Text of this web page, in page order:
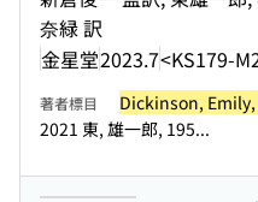
奈緑 訳
金星堂2023.7<KS179-
著者標目 Dickinson,
2021 東, 雄一郎, 195...